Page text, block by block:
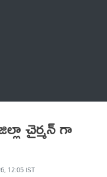
చైర్మన్ గా
12:05 IST